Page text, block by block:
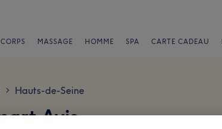
CORPS MASSAGE HOMME SPA CARTE CADEAU
> Hauts-de-Seine
Avis